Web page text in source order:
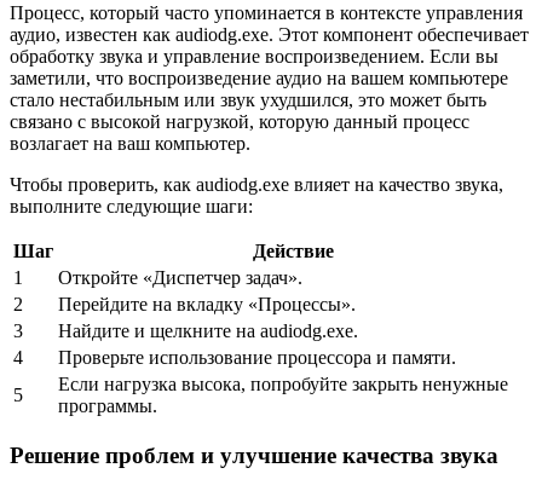
Процесс, который часто упоминается в контексте управления
аудио, известен как audiodg.exe. Этот компонент обеспечивает
обработку звука и управление воспроизведением. Если вы
заметили, что воспроизведение аудио на вашем компьютере
стало нестабильным или звук ухудшился, это может быть
связано с высокой нагрузкой, которую данный процесс
возлагает на ваш компьютер.
Чтобы проверить, как audiodg.exe влияет на качество звука,
выполните следующие шаги:
Шаг
Действие
1
Откройте «Диспетчер задач».
2
Перейдите на вкладку «Процессы».
3
Найдите и щелкните на audiodg.exe.
4
Проверьте использование процессора и памяти.
5
Если нагрузка высока, попробуйте закрыть ненужные
программы.
Решение проблем и улучшение качества звука